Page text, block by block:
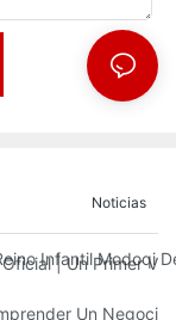
Noticias
Infantil Modoqi
| Un Primer
Un CentroUn Negocio